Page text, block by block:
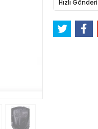
Hızlı Gönderi